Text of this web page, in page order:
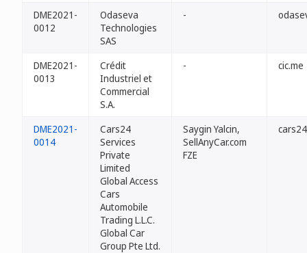
DME2021-
0012
Odaseva
Technologies
SAS
-
DME2021-
0013
Crédit
Industriel et
Commercial
S.A.
- cic.me
DME2021-
0014
Cars24
Services
Private
Limited
Global Access
Cars
Automobile
Trading L.L.C.
Global Car
Group Pte Ltd.
Saygin Yalcin,
SellAnyCar.com
FZE